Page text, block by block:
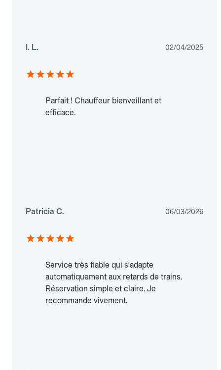
I. L. 02/04/2025
Parfait ! Chauffeur bienveillant et
efficace.
Patricia C. 06/03/2026
Service très fiable qui s'adapte
automatiquement aux retards de trains.
Réservation simple et claire. Je
recommande vivement.